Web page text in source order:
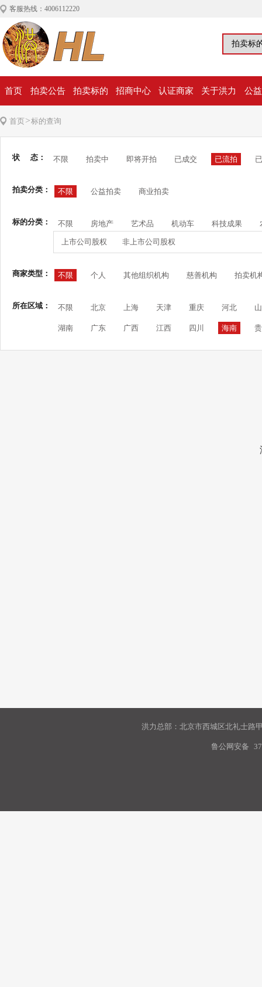
客服热线：4006112220
首页 拍卖公告 拍卖标的 招商中心 认证商家 关于洪力 公
首页>标的查询
状 态： 不限 拍卖中 即将开拍 已成交 已流拍
拍卖分类： 不限 公益拍卖 商业拍卖
标的分类： 不限 房地产 艺术品 机动车 科技成果
上市公司股权 非上市公司股权
商家类型： 不限 个人 其他组织机构 慈善机构 拍卖机
所在区域： 不限 北京 上海 天津 重庆 河北
湖南 广东 广西 江西 四川 海南
洪力总部：北京市西城区北礼士路
鲁公网安备